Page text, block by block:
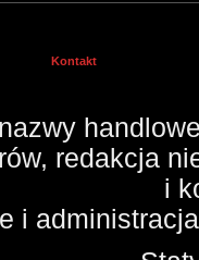
Kontakt
redakcja
i
i